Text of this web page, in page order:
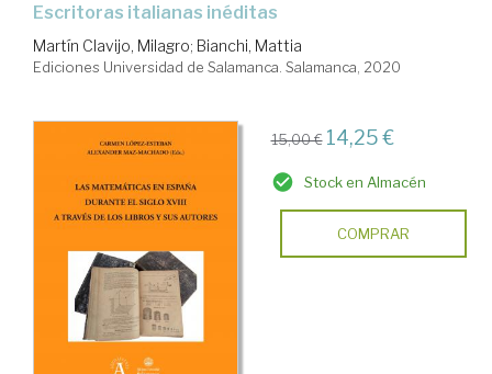
escritoras italianas inéditas
Martín Clavijo, Milagro; Bianchi, Mattia
Ediciones Universidad de Salamanca. Salamanca, 2020
15,00 € 14,25 €
Stock en Almacén
COMPRAR